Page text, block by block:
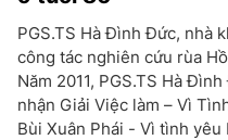
PGS.TS Hà Đình Đức, nhà
công tác nghiên cứu rùa
Năm 2011, PGS.TS Hà
nhận Giải Việc làm – Vì
Bùi Xuân Phái - Vì tình